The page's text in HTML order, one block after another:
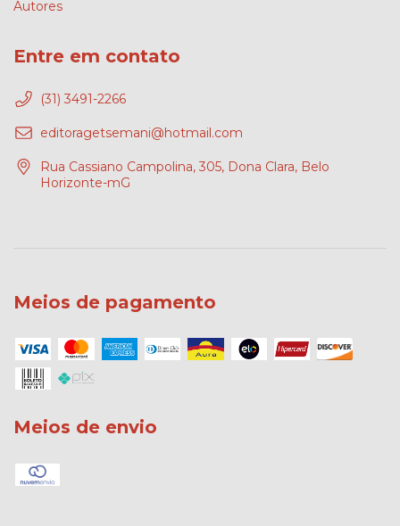
Autores
Entre em contato
(31) 3491-2266
editoragetsemani@hotmail.com
Rua Cassiano Campolina, 305, Dona Clara, Belo
Horizonte-mG
Meios de pagamento
Meios de envio